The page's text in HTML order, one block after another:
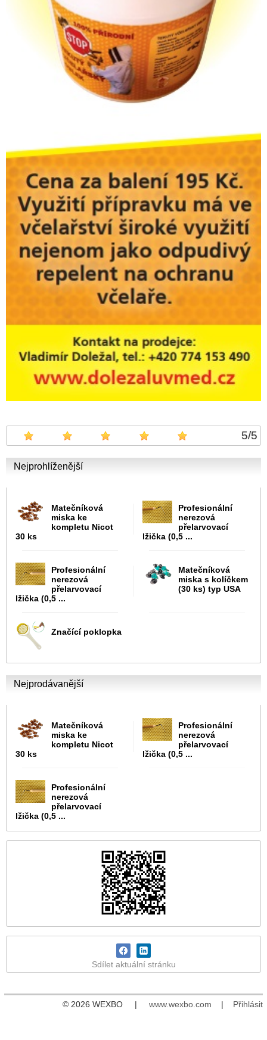
5/5
Nejprohlíženější
Matečníková
miska ke
kompletu Nicot
30 ks
Profesionální
nerezová
přelarvovací
lžička (0,5 ...
Profesionální
nerezová
přelarvovací
lžička (0,5 ...
Matečníková
miska s kolíčkem
(30 ks) typ USA
Značící poklopka
Nejprodávanější
Matečníková
miska ke
kompletu Nicot
30 ks
Profesionální
nerezová
přelarvovací
lžička (0,5 ...
Profesionální
nerezová
přelarvovací
lžička (0,5 ...
Sdílet aktuální stránku
© 2026 WEXBO | www.wexbo.com | Přihlásit